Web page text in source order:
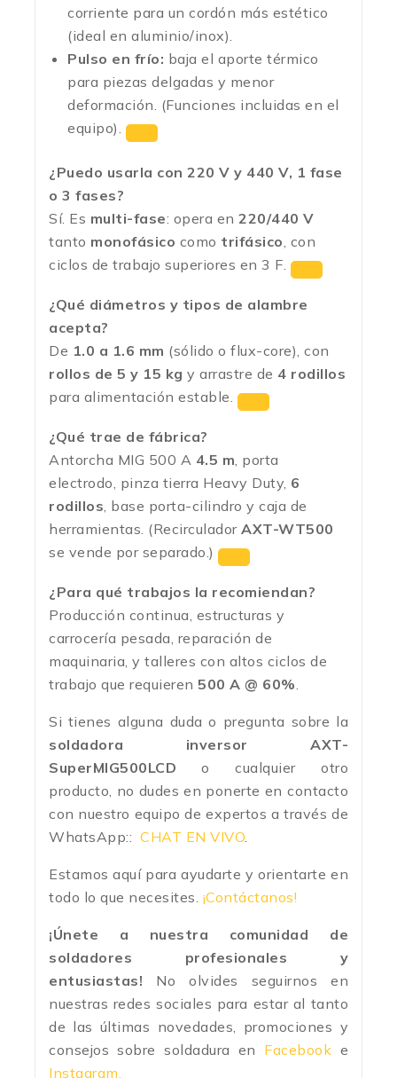
corriente para un cordón más estético
(ideal en aluminio/inox).
Pulso en frío: baja el aporte térmico
para piezas delgadas y menor
deformación. (Funciones incluidas en el
equipo).
¿Puedo usarla con 220 V y 440 V, 1 fase
o 3 fases?
Sí. Es multi-fase: opera en 220/440 V
tanto monofásico como trifásico, con
ciclos de trabajo superiores en 3 F.
¿Qué diámetros y tipos de alambre
acepta?
De 1.0 a 1.6 mm (sólido o flux-core), con
rollos de 5 y 15 kg y arrastre de 4 rodillos
para alimentación estable.
¿Qué trae de fábrica?
Antorcha MIG 500 A 4.5 m, porta
electrodo, pinza tierra Heavy Duty, 6
rodillos, base porta-cilindro y caja de
herramientas. (Recirculador AXT-WT500
se vende por separado.)
¿Para qué trabajos la recomiendan?
Producción continua, estructuras y
carrocería pesada, reparación de
maquinaria, y talleres con altos ciclos de
trabajo que requieren 500 A @ 60%.
Si tienes alguna duda o pregunta sobre la
soldadora inversor AXT-
SuperMIG500LCDo cualquier otro
producto, no dudes en ponerte en contacto
con nuestro equipo de expertos a través de
WhatsApp:: CHAT EN VIVO.
Estamos aquí para ayudarte y orientarte en
todo lo que necesites. ¡Contáctanos!
¡Únete a nuestra comunidad de
soldadores profesionales y
entusiastas! No olvides seguirnos en
nuestras redes sociales para estar al tanto
de las últimas novedades, promociones y
consejos sobre soldadura en Facebook e
Instagram.